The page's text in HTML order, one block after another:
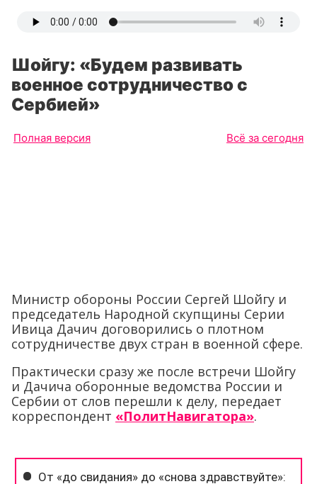
Шойгу: «Будем развивать
военное сотрудничество с
Сербией»
Полная версия Всё за сегодня
Министр обороны России Сергей Шойгу и
председатель Народной скупщины Серии
Ивица Дачич договорились о плотном
сотрудничестве двух стран в военной сфере.
Практически сразу же после встречи Шойгу
и Дачича оборонные ведомства России и
Сербии от слов перешли к делу, передает
корреспондент «ПолитНавигатора».